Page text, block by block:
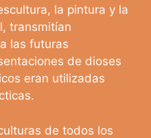
la pintura y la
transmitían
las futuras
de dioses
eran utilizadas
de todos los